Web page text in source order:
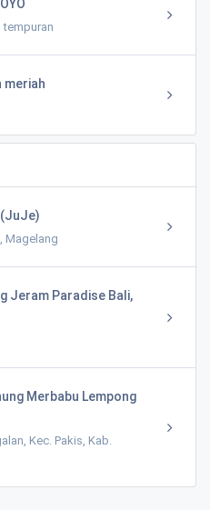
meriah
Magelang
Jeram Paradise Bali,
Merbabu Lempong
Kec. Pakis, Kab.